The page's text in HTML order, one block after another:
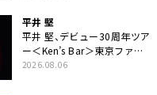
平井 堅
平井 堅、デビュー30周年ツア
ー＜Ken’s Bar＞東京ファイ
ナル公演の映像商品化決定。
2026.08.06